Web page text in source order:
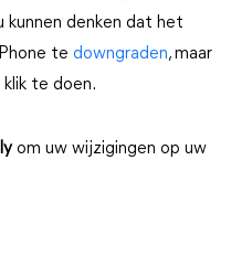
kunnen denken dat het
te downgraden, maar
klik te doen.
om uw wijzigingen op uw